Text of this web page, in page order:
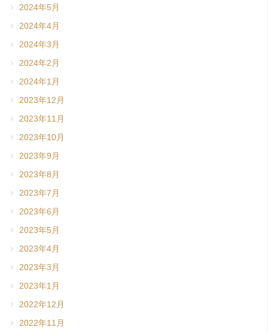
2024年5月
2024年4月
2024年3月
2024年2月
2024年1月
2023年12月
2023年11月
2023年10月
2023年9月
2023年8月
2023年7月
2023年6月
2023年5月
2023年4月
2023年3月
2023年1月
2022年12月
2022年11月